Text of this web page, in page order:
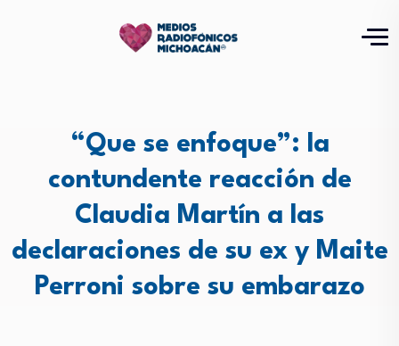
“Que se enfoque”: la
contundente reacción de
Claudia Martín a las
declaraciones de su ex y Maite
Perroni sobre su embarazo